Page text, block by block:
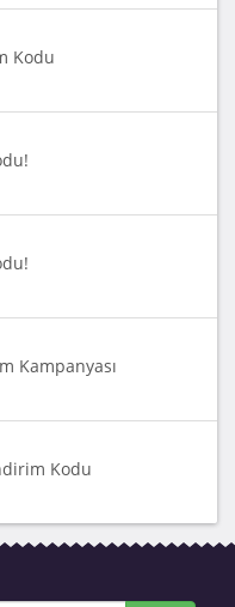
Kodu
Kampanyası
Kodu